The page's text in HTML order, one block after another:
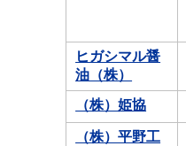
ヒガシマル醤
油（株）
（株）姫協
（株）平野工